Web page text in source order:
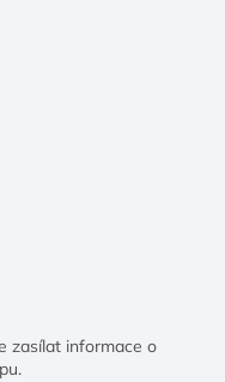
zasílat informace o